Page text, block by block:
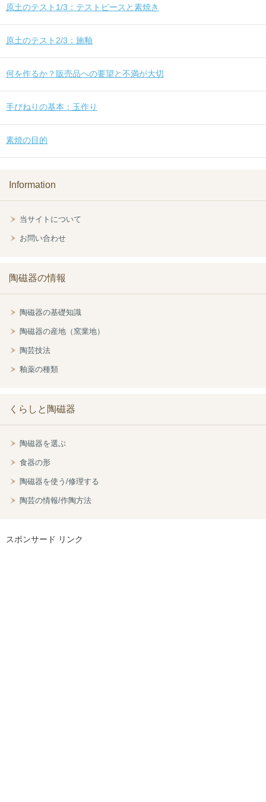
原土のテスト1/3：テストピースと素焼き
原土のテスト2/3：施釉
何を作るか？販売品への要望と不満が大切
手びねりの基本：玉作り
素焼の目的
Information
当サイトについて
お問い合わせ
陶磁器の情報
陶磁器の基礎知識
陶磁器の産地（窯業地）
陶芸技法
釉薬の種類
くらしと陶磁器
陶磁器を選ぶ
食器の形
陶磁器を使う/修理する
陶芸の情報/作陶方法
スポンサード リンク